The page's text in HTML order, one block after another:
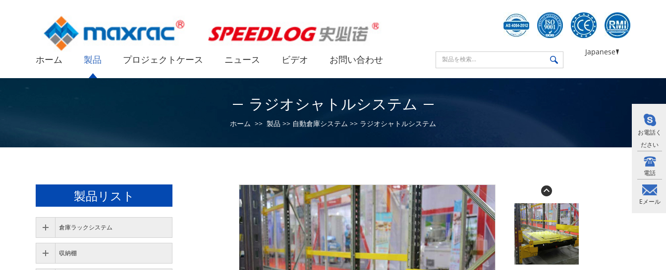
ホーム 製品 プロジェクトケース ニュース ビデオ お問い合わせ
Japanese
ラジオシャトルシステム
ホーム >> 製品 >> 自動倉庫システム >> ラジオシャトルシステム
製品リスト
倉庫ラックシステム
収納棚
お電話く
ださい
電話
Eメール